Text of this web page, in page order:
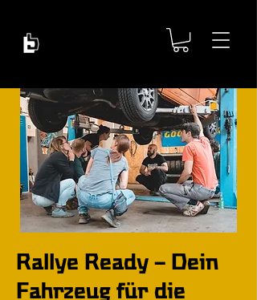
Rallye Ready – Dein
Fahrzeug für die